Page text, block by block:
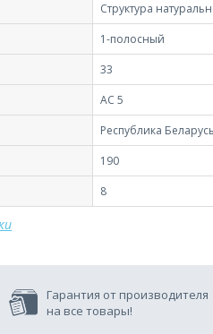
Структура
1-полосный
33
AC 5
Республика Беларусь
190
8
Гарантия от производителя
на все товары!